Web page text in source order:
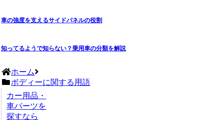
車の強度を支えるサイドパネルの役割
知ってるようで知らない？乗用車の分類を解説
ホーム
ボディーに関する用語
カー用品・
車パーツを
探すなら